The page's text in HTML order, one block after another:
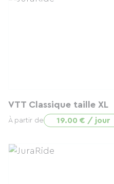
VTT Classique taille XL
À partir de 19.00 € / jour